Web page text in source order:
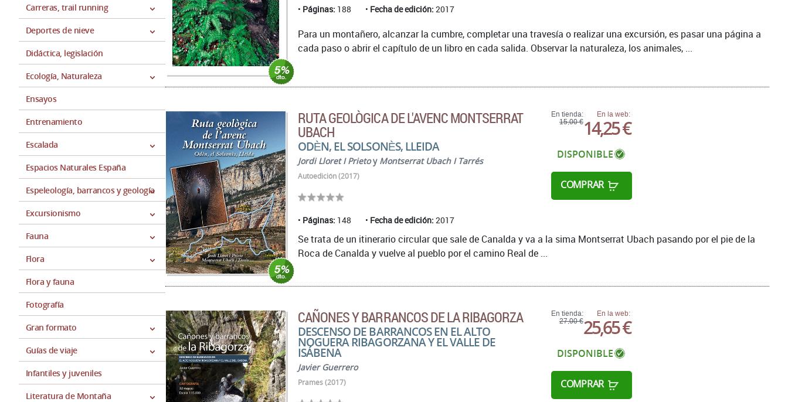
Carreras, trail running
Deportes de nieve
Didáctica, legislación
Ecología, Naturaleza
Ensayos
Entrenamiento
Escalada
Espacios Naturales España
Espeleología, barrancos y geología
Excursionismo
Fauna
Flora
Flora y fauna
Fotografía
Gran formato
Guías de viaje
Infantiles y juveniles
Literatura de Montaña
Páginas: 188 Fecha de edición: 2017
Para un montañero, alcanzar la cumbre, completar una travesía o realizar una excursión, es pasar una página a
cada paso o abrir el capítulo de un libro en cada salida. Observar la naturaleza, los animales, ...
RUTA GEOLÒGICA DE L'AVENC MONTSERRAT
UBACH
ODÈN, EL SOLSONÈS, LLEIDA
Jordi Lloret I Prietoy Montserrat Ubach I Tarrés
Autoedición (2017)
Páginas: 148 Fecha de edición: 2017
En tienda:
15,00 €
En la web:
14,25 €
DISPONIBLE
COMPRAR
Se trata de un itinerario circular que sale de Canalda y va a la sima Montserrat Ubach pasando por el pie de la
Roca de Canalda y vuelve al pueblo por el camino Real de ...
CAÑONES Y BARRANCOS DE LA RIBAGORZA
DESCENSO DE BARRANCOS EN EL ALTO
NOGUERA RIBAGORZANA Y EL VALLE DE
ISÁBENA
Javier Guerrero
Prames (2017)
En tienda:
27,00 €
En la web:
25,65 €
DISPONIBLE
COMPRAR